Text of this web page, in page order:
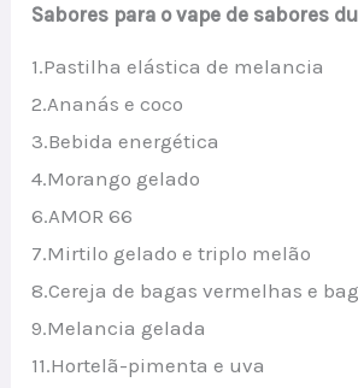
Sabores para o vape de sabores
1.Pastilha elástica de melancia
2.Ananás e coco
3.Bebida energética
4.Morango gelado
6.AMOR 66
7.Mirtilo gelado e triplo melão
8.Cereja de bagas vermelhas e
9.Melancia gelada
11.Hortelã-pimenta e uva